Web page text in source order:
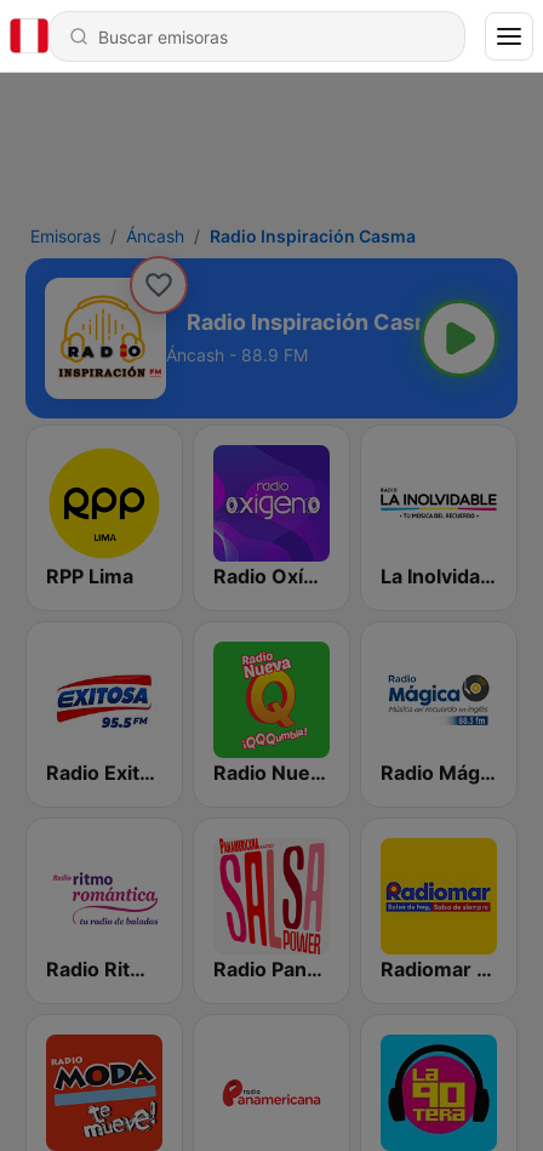
Emisoras Áncash Radio Inspiración Casma
Casma
Áncash - 88.9 FM
RPP Lima Radio Oxígeno La Inolvidable
Radio Exitosa Radio Nueva Q Radio Mágica 88.3 FM
Radio Ritmo Romántica Radio Panamericana - Salsa Power Radiomar 106.3 FM